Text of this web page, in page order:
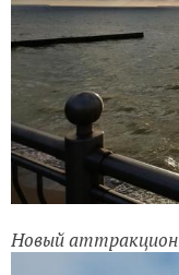
Новый аттракцион